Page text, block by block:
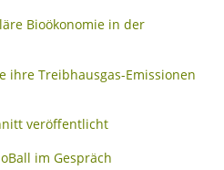
Bioökonomie in der
ihre Treibhausgas-Emissionen
veröffentlicht
im Gespräch